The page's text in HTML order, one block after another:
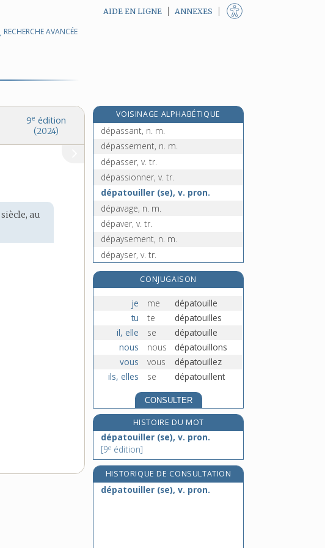
RECHERCHE AVANCÉE
AIDE EN LIGNE ANNEXES
9e édition
(2024)
siècle, au
VOISINAGE ALPHABÉTIQUE
départir, v. tr. et pron.
dépassant, n. m.
dépassement, n. m.
dépasser, v. tr.
dépassionner, v. tr.
dépatouiller (se), v. pron.
dépavage, n. m.
dépaver, v. tr.
dépaysement, n. m.
dépayser, v. tr.
dépeçage, n. m.
dépècement, n. m.
dépecer, v. tr.
dépêche, n. f.
dépêcher, v. tr.
CONJUGAISON
je me
dépatouille
tu
te
dépatouilles
il, elle
se
dépatouille
nous
nous
dépatouillons
vous
vous
dépatouillez
ils, elles
se dépatouillent
CONSULTER
HISTOIRE DU MOT
dépatouiller (se), v. pron.
[9e édition]
HISTORIQUE DE CONSULTATION
dépatouiller (se), v. pron.